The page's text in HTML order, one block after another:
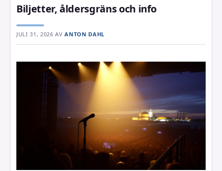
Biljetter, åldersgräns och info
JULI 31, 2026 AVANTON DAHL